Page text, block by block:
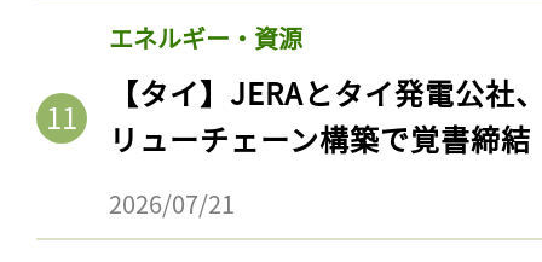
エネルギー・資源
【タイ】JERAとタイ発電公社
リューチェーン構築で覚書締結
2026/07/21